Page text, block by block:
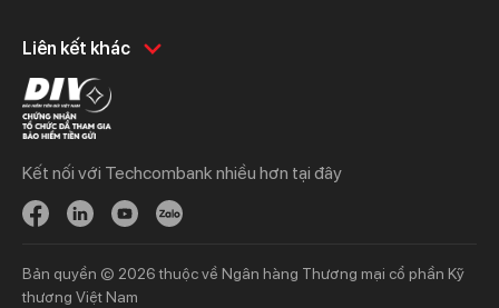
Liên kết khác
Khách hàng cá nhân
Chi tiêu
Tiết kiệm
Vay
Đầu tư
Bảo hiểm
Thông tin mới
Thương mại
Thông tin mới
Kết nối với Techcombank nhiều hơn tại đây
Bản quyền © 2026 thuộc về Ngân hàng Thương mại cổ phần Kỹ
thương Việt Nam